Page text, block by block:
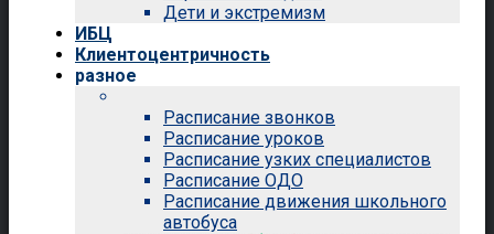
Дети и экстремизм
ИБЦ
Клиентоцентричность
разное
Расписание звонков
Расписание уроков
Расписание узких специалистов
Расписание ОДО
Расписание движения школьного
автобуса